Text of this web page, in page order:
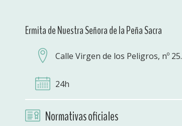
Ermita de Nuestra Señora de la Peña Sacra
Calle Virgen de los Peligros, nº 25.
24h
Normativas oficiales